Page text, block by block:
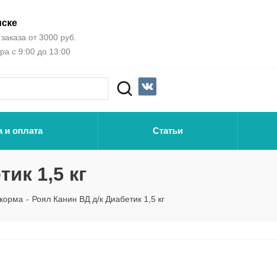
от 3000 руб.
с 9:00 до 13:00
и оплата Статьи
1,5 кг
- Роял Канин ВД д/к Диабетик 1,5 кг